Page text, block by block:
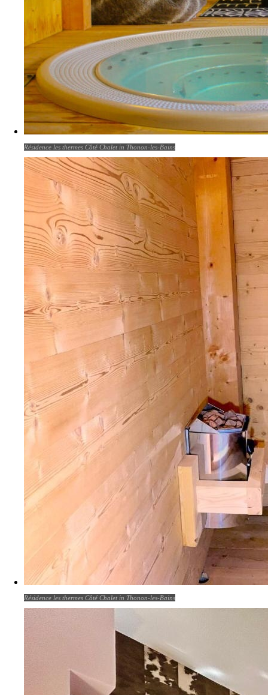
Résidence les thermes Côté Chalet in Thonon-les-Bains
Résidence les thermes Côté Chalet in Thonon-les-Bains